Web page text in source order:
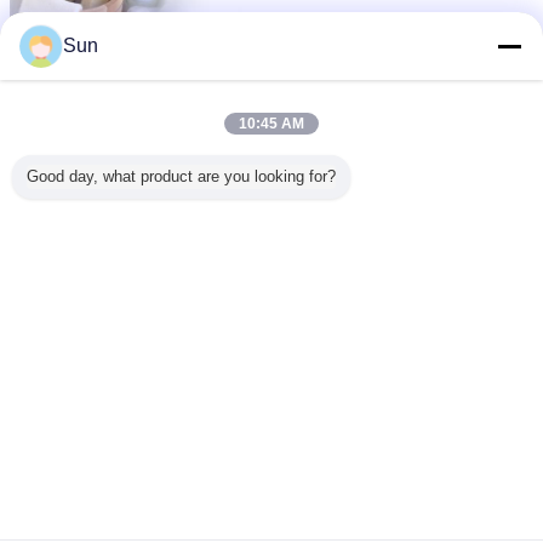
Greek
Sun
10:45 AM
Good day, what product are you looking for?